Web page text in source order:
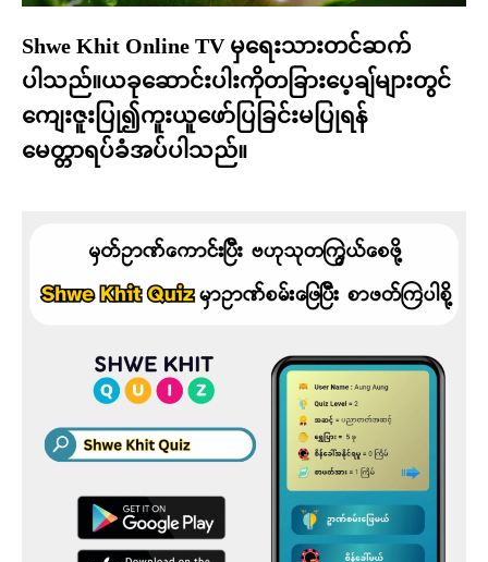
Shwe Khit Online TV မှရေးသားတင်ဆက်
ပါသည်။ယခုဆောင်းပါးကိုတခြားပေ့ချ်များတွင်
ကျေးဇူးပြု၍ကူးယူဖော်ပြခြင်းမပြုရန်
မေတ္တာရပ်ခံအပ်ပါသည်။